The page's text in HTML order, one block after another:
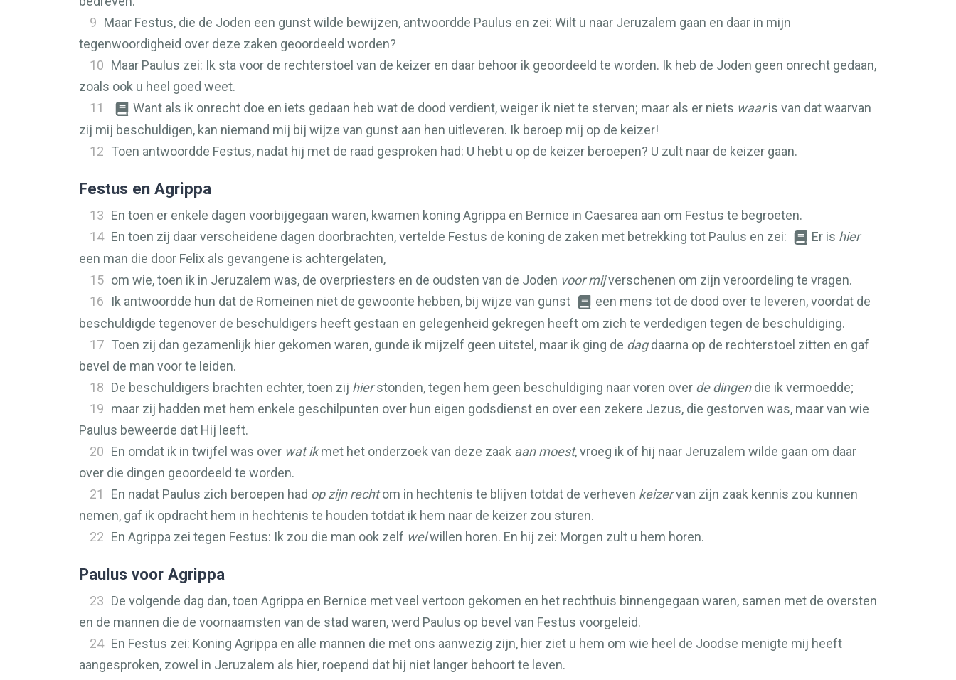
9 Maar Festus, die de Joden een gunst wilde bewijzen, antwoordde Paulus en zei: Wilt u naar Jeruzalem gaan en daar in mijn
tegenwoordigheid over deze zaken geoordeeld worden?
10 Maar Paulus zei: Ik sta voor de rechterstoel van de keizer en daar behoor ik geoordeeld te worden. Ik heb de Joden geen onrecht gedaan,
zoals ook u heel goed weet.
11
Want als ik onrecht doe en iets gedaan heb wat de dood verdient, weiger ik niet te sterven; maar als er niets waaris van dat waarvan
zij mij beschuldigen, kan niemand mij bij wijze van gunst aan hen uitleveren. Ik beroep mij op de keizer!
12 Toen antwoordde Festus, nadat hij met de raad gesproken had: U hebt u op de keizer beroepen? U zult naar de keizer gaan.
Festus en Agrippa
13 En toen er enkele dagen voorbijgegaan waren, kwamen koning Agrippa en Bernice in Caesarea aan om Festus te begroeten.
14 En toen zij daar verscheidene dagen doorbrachten, vertelde Festus de koning de zaken met betrekking tot Paulus en zei: Er is hier
een man die door Felix als gevangene is achtergelaten,
15 om wie, toen ik in Jeruzalem was, de overpriesters en de oudsten van de Joden voor mijverschenen om zijn veroordeling te vragen.
16
Ik antwoordde hun dat de Romeinen niet de gewoonte hebben, bij wijze van gunst
een mens tot de dood over te leveren, voordat de
beschuldigde tegenover de beschuldigers heeft gestaan en gelegenheid gekregen heeft om zich te verdedigen tegen de beschuldiging.
17 Toen zij dan gezamenlijk hier gekomen waren, gunde ik mijzelf geen uitstel, maar ik ging de dagdaarna op de rechterstoel zitten en gaf
bevel de man voor te leiden.
18 De beschuldigers brachten echter, toen zij hierstonden, tegen hem geen beschuldiging naar voren over de dingendie ik vermoedde;
19 maar zij hadden met hem enkele geschilpunten over hun eigen godsdienst en over een zekere Jezus, die gestorven was, maar van wie
Paulus beweerde dat Hij leeft.
20 En omdat ik in twijfel was over wat ikmet het onderzoek van deze zaak aan moest, vroeg ik of hij naar Jeruzalem wilde gaan om daar
over die dingen geoordeeld te worden.
21
En nadat Paulus zich beroepen had op zijn rechtom in hechtenis te blijven totdat de verheven keizervan zijn zaak kennis zou kunnen
nemen, gaf ik opdracht hem in hechtenis te houden totdat ik hem naar de keizer zou sturen.
22 En Agrippa zei tegen Festus: Ik zou die man ook zelf welwillen horen. En hij zei: Morgen zult u hem horen.
Paulus voor Agrippa
23 De volgende dag dan, toen Agrippa en Bernice met veel vertoon gekomen en het rechthuis binnengegaan waren, samen met de oversten
en de mannen die de voornaamsten van de stad waren, werd Paulus op bevel van Festus voorgeleid.
24 En Festus zei: Koning Agrippa en alle mannen die met ons aanwezig zijn, hier ziet u hem om wie heel de Joodse menigte mij heeft
aangesproken, zowel in Jeruzalem als hier, roepend dat hij niet langer behoort te leven.